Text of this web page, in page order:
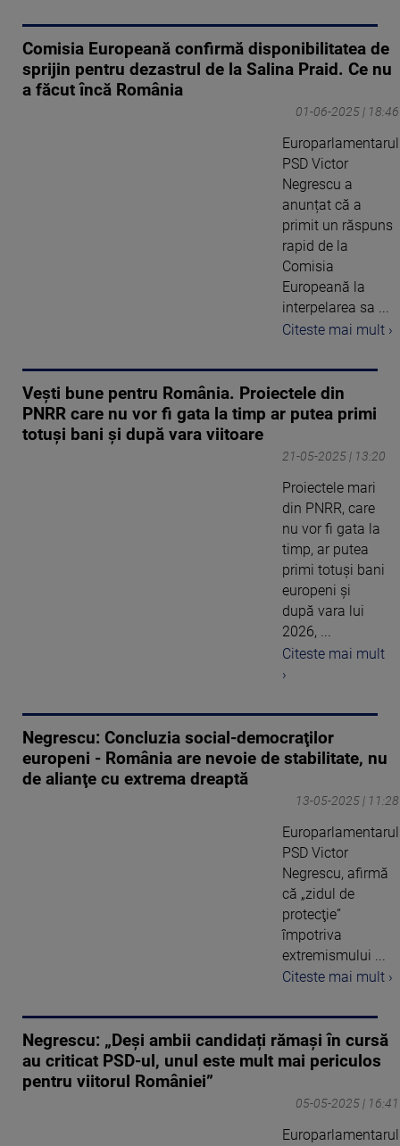
Comisia Europeană confirmă disponibilitatea de
sprijin pentru dezastrul de la Salina Praid. Ce nu
a făcut încă România
01-06-2025 | 18:46
Europarlamentarul
PSD Victor
Negrescu a
anunțat că a
primit un răspuns
rapid de la
Comisia
Europeană la
interpelarea sa ...
Citeste mai mult ›
Vești bune pentru România. Proiectele din
PNRR care nu vor fi gata la timp ar putea primi
totuși bani și după vara viitoare
21-05-2025 | 13:20
Proiectele mari
din PNRR, care
nu vor fi gata la
timp, ar putea
primi totuși bani
europeni și
după vara lui
2026, ...
Citeste mai mult
›
Negrescu: Concluzia social-democraţilor
europeni - România are nevoie de stabilitate, nu
de alianţe cu extrema dreaptă
13-05-2025 | 11:28
Europarlamentarul
PSD Victor
Negrescu, afirmă
că „zidul de
protecţie”
împotriva
extremismului ...
Citeste mai mult ›
Negrescu: „Deși ambii candidați rămași în cursă
au criticat PSD-ul, unul este mult mai periculos
pentru viitorul României”
05-05-2025 | 16:41
Europarlamentarul